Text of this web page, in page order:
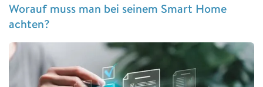
Worauf muss man bei seinem Smart Home
achten?